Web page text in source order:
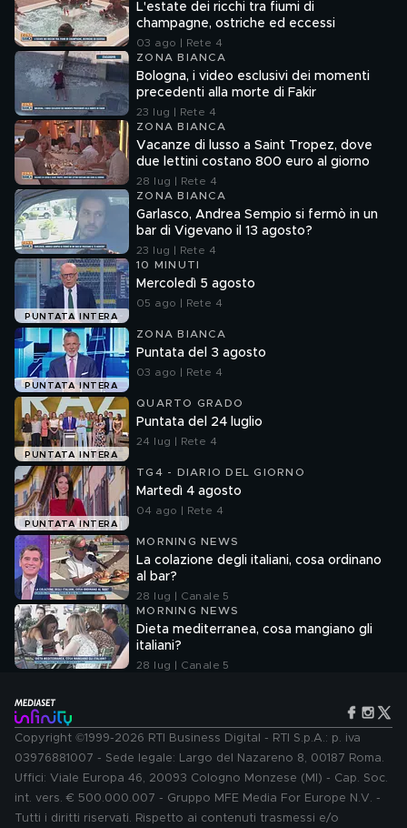
L'estate dei ricchi tra fiumi di
champagne, ostriche ed eccessi
03 ago | Rete 4
ZONA BIANCA
Bologna, i video esclusivi dei momenti
precedenti alla morte di Fakir
23 lug | Rete 4
ZONA BIANCA
Vacanze di lusso a Saint Tropez, dove
due lettini costano 800 euro al giorno
28 lug | Rete 4
ZONA BIANCA
Garlasco, Andrea Sempio si fermò in un
bar di Vigevano il 13 agosto?
23 lug | Rete 4
PUNTATA INTERA
10 MINUTI
Mercoledì 5 agosto
05 ago | Rete 4
PUNTATA INTERA
ZONA BIANCA
Puntata del 3 agosto
03 ago | Rete 4
PUNTATA INTERA
QUARTO GRADO
Puntata del 24 luglio
24 lug | Rete 4
PUNTATA INTERA
TG4 - DIARIO DEL GIORNO
Martedì 4 agosto
04 ago | Rete 4
MORNING NEWS
La colazione degli italiani, cosa ordinano
al bar?
28 lug | Canale 5
MORNING NEWS
Dieta mediterranea, cosa mangiano gli
italiani?
28 lug | Canale 5
Copyright ©1999-2026 RTI Business Digital - RTI S.p.A.: p. iva
03976881007 - Sede legale: Largo del Nazareno 8, 00187 Roma.
Uffici: Viale Europa 46, 20093 Cologno Monzese (MI) - Cap. Soc.
int. vers. € 500.000.007 - Gruppo MFE Media For Europe N.V. -
Tutti i diritti riservati. Rispetto ai contenuti trasmessi e/o